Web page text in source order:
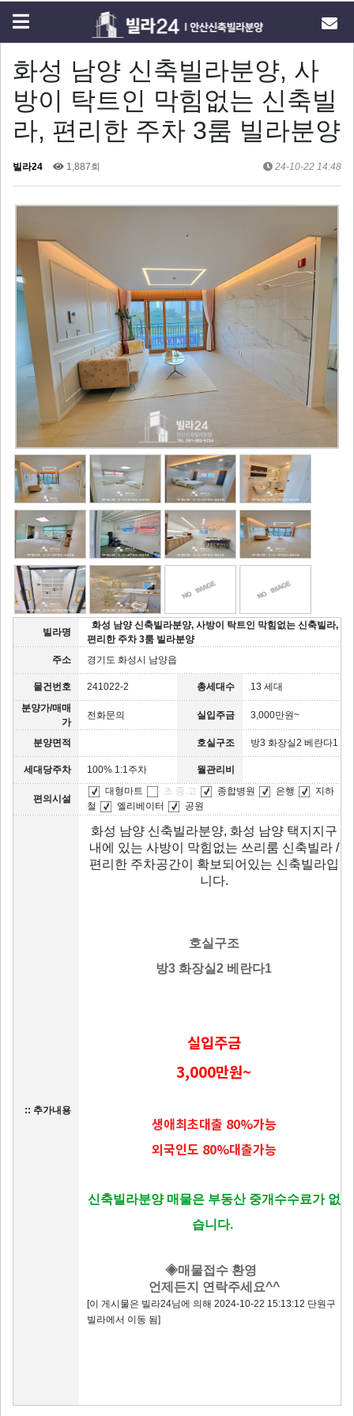
화성 남양 신축빌라분양, 사
방이 탁트인 막힘없는 신축빌
라, 편리한 주차 3룸 빌라분양
빌라24 1,887회 24-10-22 14:48
빌라명
화성 남양 신축빌라분양, 사방이 탁트인 막힘없는 신축빌라,
편리한 주차 3룸 빌라분양
주소
경기도 화성시 남양읍
물건번호 241022-2 총세대수
13 세대
분양가/매매
가
전화문의 실입주금 3,000만원~
분양면적 호실구조 방3 화장실2 베란다1
세대당주차 100% 1:1주차 월관리비
편의시설
대형마트 초.중.고 종합병원 은행
지하
철
엘리베이터 공원
:: 추가내용
화성 남양 신축빌라분양, 화성 남양 택지지구
내에 있는 사방이 막힘없는 쓰리룸 신축빌라 /
편리한 주차공간이 확보되어있는 신축빌라입
니다.
호실구조
방3 화장실2 베란다1
실입주금
3,000만원~
생애최초대출 80%가능
외국인도 80%대출가능
신축빌라분양 매물은 부동산 중개수수료가 없
습니다.
◈매물접수 환영
언제든지 연락주세요^^
[이 게시물은 빌라24님에 의해 2024-10-22 15:13:12 단원구
빌라에서 이동 됨]